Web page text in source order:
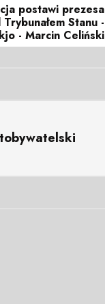
postawi prezesa
Stanu -
- Marcin Celiński